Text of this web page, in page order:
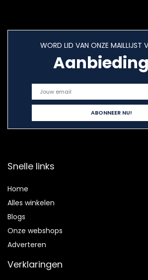
WORD LID VAN ONZE MAILLIJST
Snelle links
Home
Alles winkelen
Blogs
Onze webshops
Adverteren
Verklaringen